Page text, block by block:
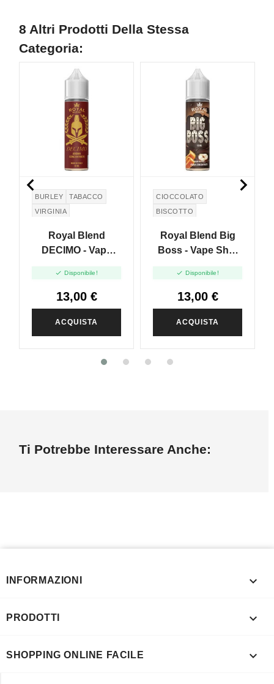
8 Altri Prodotti Della Stessa
Categoria:
BURLEY
TABACCO
VIRGINIA
Royal Blend
DECIMO - Vape
 Disponibile!
13,00 €
ACQUISTA
CIOCCOLATO
BISCOTTO
Royal Blend Big
Boss - Vape Shot
 Disponibile!
13,00 €
ACQUISTA
 
Ti Potrebbe Interessare Anche:
INFORMAZIONI 
PRODOTTI 
SHOPPING ONLINE FACILE 